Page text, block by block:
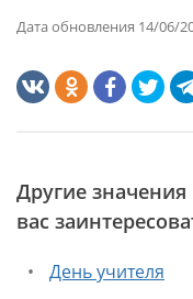
Дата обновления 14/06/
Другие
вас
День учителя